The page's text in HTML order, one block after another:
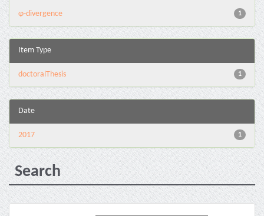
1
φ-divergence
Item Type
1
doctoralThesis
Date
1
2017
Search